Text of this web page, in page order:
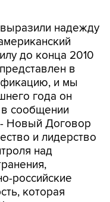
до конца 2010
в
и мы
года он
в сообщении
Новый Договор
и лидерство
над
российские
которая
для защиты